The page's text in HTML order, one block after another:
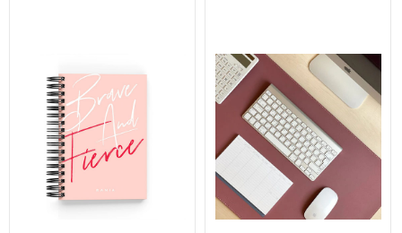
مناسباتيتكرر
طرحها
خدمات
نيل
انشر
كتابك
التسوق
نشرة
الإصدارات